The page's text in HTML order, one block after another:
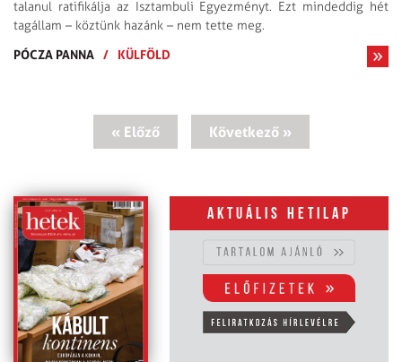
talanul ratifikálja az Isztambuli Egyezményt. Ezt mindeddig hét
tagállam – köztünk hazánk – nem tette meg.
PÓCZA PANNA / KÜLFÖLD
« Előző Következő »
Aktuális hetilap